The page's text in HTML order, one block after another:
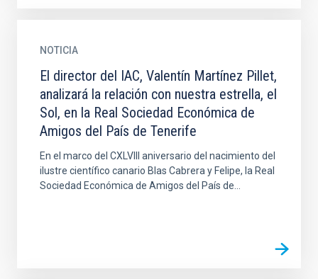
NOTICIA
El director del IAC, Valentín Martínez Pillet,
analizará la relación con nuestra estrella, el
Sol, en la Real Sociedad Económica de
Amigos del País de Tenerife
En el marco del CXLVIII aniversario del nacimiento del
ilustre científico canario Blas Cabrera y Felipe, la Real
Sociedad Económica de Amigos del País de...